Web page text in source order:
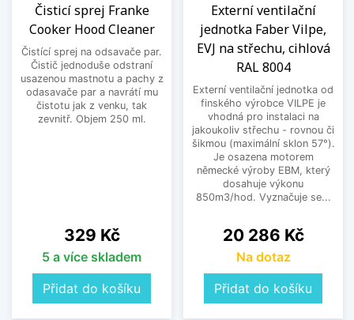
Čisticí sprej Franke
Cooker Hood Cleaner
Čistící sprej na odsavače par.
Čistič jednoduše odstraní
usazenou mastnotu a pachy z
odasavače par a navrátí mu
čistotu jak z venku, tak
zevnitř. Objem 250 ml.
Cena
329 Kč
5 a více skladem
Přidat do košíku
Externí ventilační
jednotka Faber Vilpe,
EVJ na střechu, cihlová
RAL 8004
Externí ventilační jednotka od
finského výrobce VILPE je
vhodná pro instalaci na
jakoukoliv střechu - rovnou či
šikmou (maximální sklon 57°).
Je osazena motorem
německé výroby EBM, který
dosahuje výkonu
850m3/hod. Vyznačuje se...
Cena
20 286 Kč
Na dotaz
Přidat do košíku